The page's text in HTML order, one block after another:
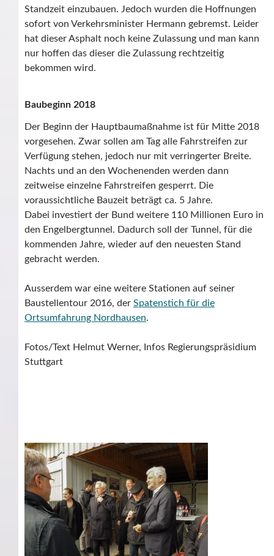
Standzeit einzubauen. Jedoch wurden die Hoffnungen
sofort von Verkehrsminister Hermann gebremst. Leider
hat dieser Asphalt noch keine Zulassung und man kann
nur hoffen das dieser die Zulassung rechtzeitig
bekommen wird.
Baubeginn 2018
Der Beginn der Hauptbaumaßnahme ist für Mitte 2018
vorgesehen. Zwar sollen am Tag alle Fahrstreifen zur
Verfügung stehen, jedoch nur mit verringerter Breite.
Nachts und an den Wochenenden werden dann
zeitweise einzelne Fahrstreifen gesperrt. Die
voraussichtliche Bauzeit beträgt ca. 5 Jahre.
Dabei investiert der Bund weitere 110 Millionen Euro in
den Engelbergtunnel. Dadurch soll der Tunnel, für die
kommenden Jahre, wieder auf den neuesten Stand
gebracht werden.
Ausserdem war eine weitere Stationen auf seiner
Baustellentour 2016, der Spatenstich für die
Ortsumfahrung Nordhausen.
Fotos/Text Helmut Werner, Infos Regierungspräsidium
Stuttgart